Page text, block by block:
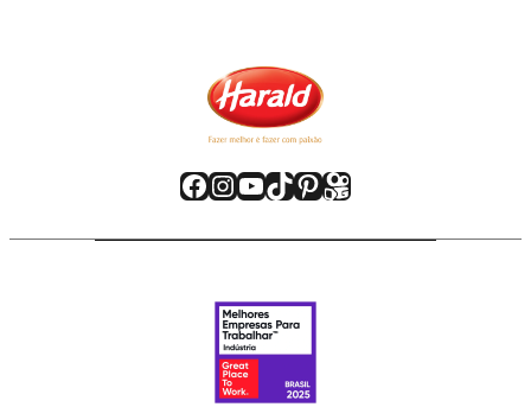
Facebook
Instagram
Youtube
TikTok
Pinterest
Kwai